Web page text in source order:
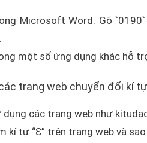
Microsoft Word: Gõ
một số ứng dụng khác hỗ
trang web chuyển đổi kí
dụng các trang web như
kí tự “Ɛ” trên trang web và